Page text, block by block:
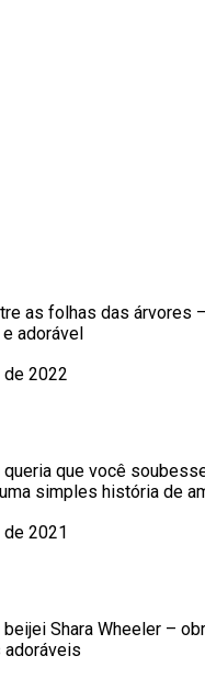
as folhas das árvores
adorável
de 2022
queria que você
simples história de
de 2021
beijei Shara Wheeler –
adoráveis